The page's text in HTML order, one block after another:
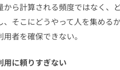
から計算される頻度ではなく、
、そこにどうやって人を集める
者を確保できない。
に頼りすぎない